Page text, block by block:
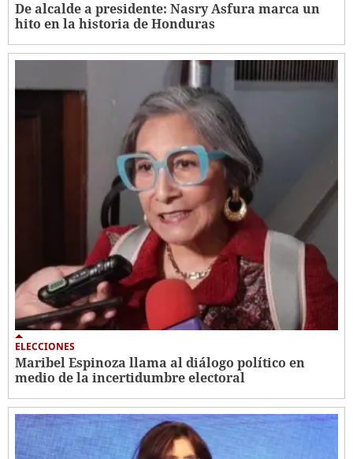
De alcalde a presidente: Nasry Asfura marca un
hito en la historia de Honduras
ELECCIONES
Maribel Espinoza llama al diálogo político en
medio de la incertidumbre electoral